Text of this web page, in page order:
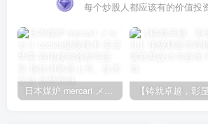
日本煤炉 mercari メルカリ cookie提取技术 安卓 苹果 雷电模拟器都可提取,指纹浏览器上号。技术支持